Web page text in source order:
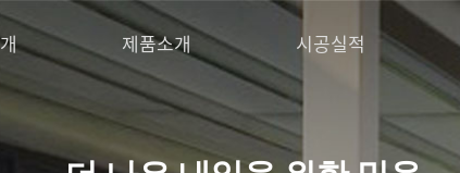
제품소개 시공실적